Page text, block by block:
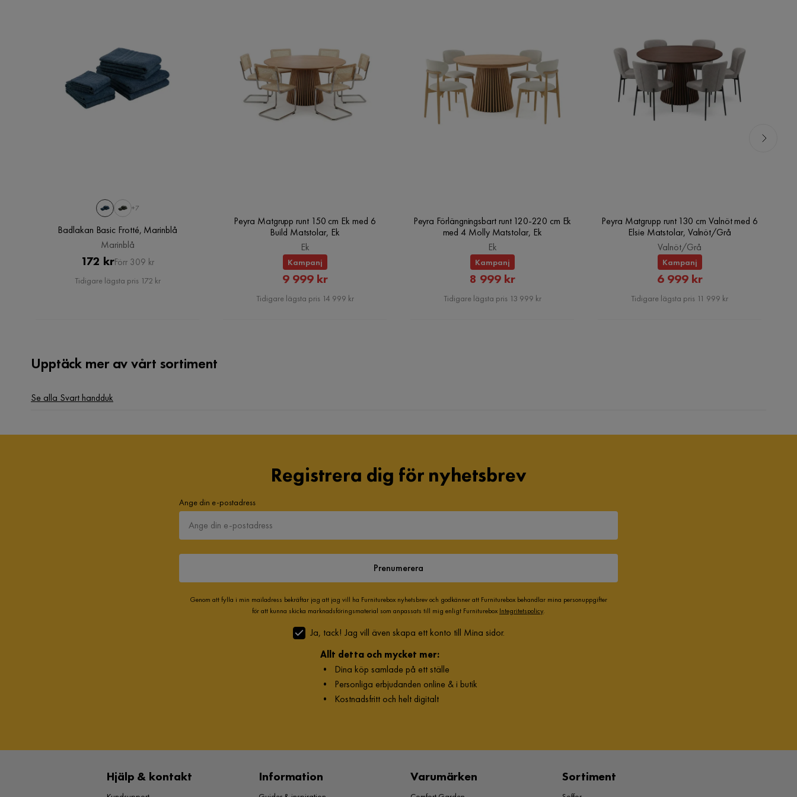
+7
Badlakan Basic Frotté, Marinblå
Marinblå
Pris
172 krOriginal
Pris
Förr 309 kr
Tidigare lägsta pris 172 kr
Peyra Matgrupp runt 150 cm Ek med 6
Build Matstolar, Ek
Ek
Kampanj
Rabatterat
Pris
9 999 kr
Tidigare lägsta pris 14 999 kr
Peyra Förlängningsbart runt 120-220 cm Ek
med 4 Molly Matstolar, Ek
Ek
Kampanj
Rabatterat
Pris
8 999 kr
Tidigare lägsta pris 13 999 kr
Peyra Matgrupp runt 130 cm Valnöt med 6
Elsie Matstolar, Valnöt/Grå
Valnöt/Grå
Kampanj
Rabatterat
Pris
6 999 kr
Tidigare lägsta pris 11 999 kr
Upptäck mer av vårt sortiment
Se alla Svart handduk
Registrera dig för nyhetsbrev
Ange din e-postadress
Prenumerera
Genom att fylla i min mailadress bekräftar jag att jag vill ha Furniturebox nyhetsbrev och godkänner att Furniturebox behandlar mina personuppgifter
för att kunna skicka marknadsföringsmaterial som anpassats till mig enligt Furniturebox Integritetspolicy.
Ja, tack! Jag vill även skapa ett konto till Mina sidor.
Allt detta och mycket mer:
• Dina köp samlade på ett ställe
• Personliga erbjudanden online & i butik
• Kostnadsfritt och helt digitalt
Hjälp & kontakt Information Varumärken Sortiment